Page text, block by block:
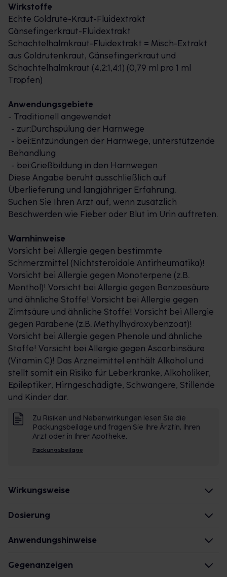
Wirkstoffe
Echte Goldrute-Kraut-Fluidextrakt
Gänsefingerkraut-Fluidextrakt
Schachtelhalmkraut-Fluidextrakt = Misch-Extrakt
aus Goldrutenkraut, Gänsefingerkraut und
Schachtelhalmkraut (4,2:1,4:1) (0,79 ml pro 1 ml
Tropfen)
Anwendungsgebiete
- Traditionell angewendet
- zur:Durchspülung der Harnwege
- bei:Entzündungen der Harnwege, unterstützende
Behandlung
- bei:Grießbildung in den Harnwegen
Diese Angabe beruht ausschließlich auf
Überlieferung und langjähriger Erfahrung.
Suchen Sie Ihren Arzt auf, wenn zusätzlich
Beschwerden wie Fieber oder Blut im Urin auftreten.
Warnhinweise
Vorsicht bei Allergie gegen bestimmte
Schmerzmittel (Nichtsteroidale Antirheumatika)!
Vorsicht bei Allergie gegen Monoterpene (z.B.
Menthol)! Vorsicht bei Allergie gegen Benzoesäure
und ähnliche Stoffe! Vorsicht bei Allergie gegen
Zimtsäure und ähnliche Stoffe! Vorsicht bei Allergie
gegen Parabene (z.B. Methylhydroxybenzoat)!
Vorsicht bei Allergie gegen Phenole und ähnliche
Stoffe! Vorsicht bei Allergie gegen Ascorbinsäure
(Vitamin C)! Das Arzneimittel enthält Alkohol und
stellt somit ein Risiko für Leberkranke, Alkoholiker,
Epileptiker, Hirngeschädigte, Schwangere, Stillende
und Kinder dar.
Zu Risiken und Nebenwirkungen lesen Sie die
Packungsbeilage und fragen Sie Ihre Ärztin, Ihren
Arzt oder in Ihrer Apotheke.
Packungsbeilage
Wirkungsweise
Arzneimittel bei bestimmten Beschwerden helfen
bislang in wissenschaftlichen Studien nicht
Dosierung
Einzel-/Gesamtdosis: 20-30 Tropfen/3-mal täglich
Anwendungshinweise
einem Arzt oder Apotheker überschritten werden.
Gegenanzeigen